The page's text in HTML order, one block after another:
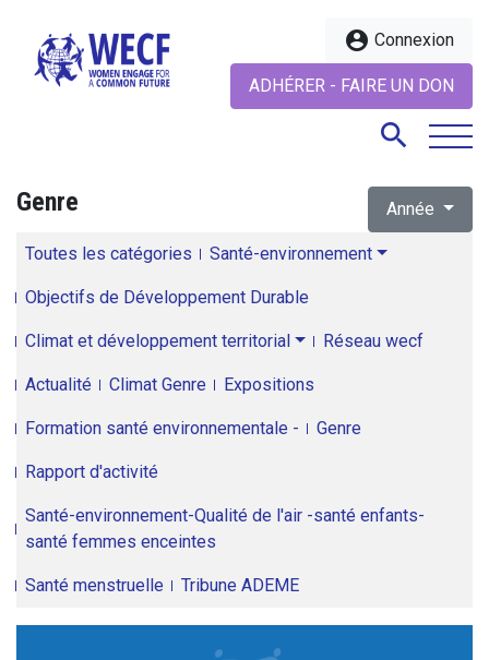
account_circle Connexion
ADHÉRER - FAIRE UN DON
search
Genre Année
Toutes les catégories Santé-environnement
Objectifs de Développement Durable
Climat et développement territorial Réseau wecf
Actualité Climat Genre Expositions
Formation santé environnementale - Genre
Rapport d'activité
Santé-environnement-Qualité de l'air -santé enfants-
santé femmes enceintes
Santé menstruelle Tribune ADEME